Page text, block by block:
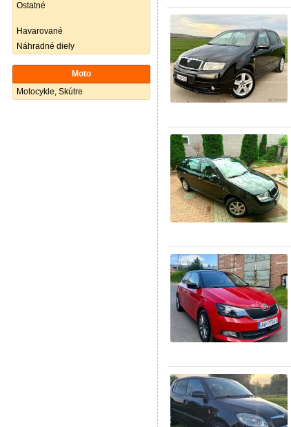
Ostatné
Havarované
Náhradné diely
Moto
Motocykle, Skútre